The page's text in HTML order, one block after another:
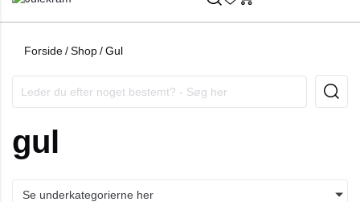
Forside/Shop/Gul
gul
Se underkategorierne her